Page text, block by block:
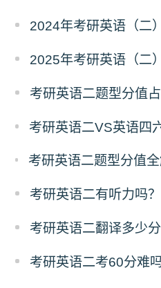
2024年考研英语（二
2025年考研英语（二
考研英语二有听力吗？
考研英语二翻译多少分
考研英语二考60分难